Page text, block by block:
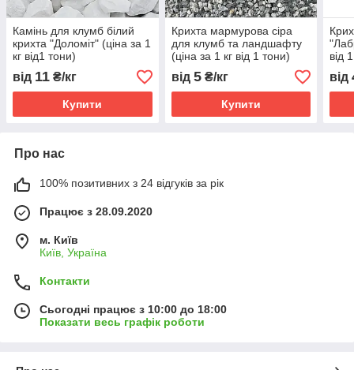
Камінь для клумб білий
крихта "Доломіт" (ціна за 1
кг від1 тони)
від 11 ₴/кг
Купити
Крихта мармурова сіра
для клумб та ландшафту
(ціна за 1 кг від 1 тони)
від 5₴/кг
Купити
від
від
Про нас
100% позитивних з 24 відгуків за рік
Працює з 28.09.2020
м. Київ
Київ, Україна
Контакти
Сьогодні працює з 10:00 до 18:00
Показати весь графік роботи